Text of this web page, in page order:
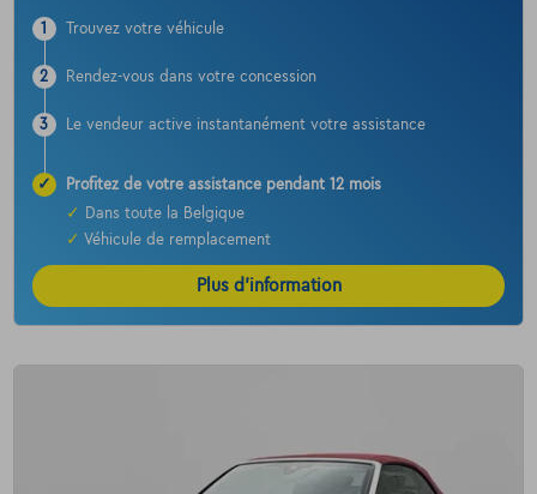
1 Trouvez votre véhicule
2 Rendez-vous dans votre concession
3 Le vendeur active instantanément votre assistance
✓
Profitez de votre assistance pendant 12 mois
✓
Dans toute la Belgique
✓ Véhicule de remplacement
Plus d’information